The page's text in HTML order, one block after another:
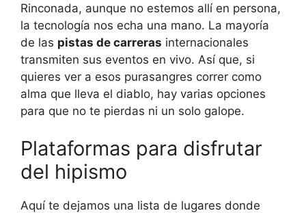
Rinconada, aunque no estemos allí en persona,
la tecnología nos echa una mano. La mayoría
de las pistas de carreras internacionales
transmiten sus eventos en vivo. Así que, si
quieres ver a esos purasangres correr como
alma que lleva el diablo, hay varias opciones
para que no te pierdas ni un solo galope.
Plataformas para disfrutar
del hipismo
Aquí te dejamos una lista de lugares donde